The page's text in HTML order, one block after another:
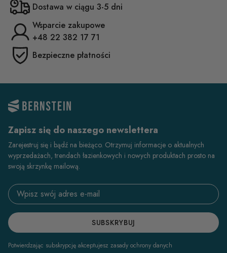
Dostawa w ciągu 3-5 dni
Wsparcie zakupowe
+48 22 382 17 71
Bezpieczne płatności
Zapisz się do naszego newslettera
Zarejestruj się i bądź na bieżąco. Otrzymuj informacje o aktualnych
wyprzedażach, trendach łazienkowych i nowych produktach prosto na
swoją skrzynkę mailową.
Email address
SUBSKRYBUJ
Potwierdzając subskrypcję akceptujesz zasady ochrony danych